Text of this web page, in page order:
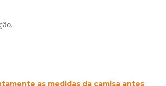
as medidas da camisa antes